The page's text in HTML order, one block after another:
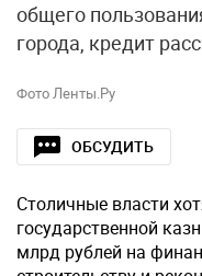
общего
города, кредит
Фото Ленты.Ру
ОБСУДИТЬ
Столичные власти
государственной
млрд рублей на